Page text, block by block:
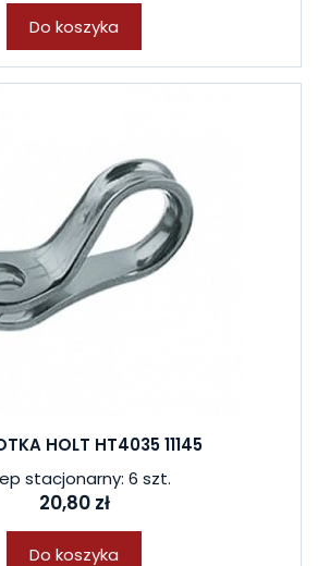
Do koszyka
HOLT HT4035 11145
stacjonarny: 6 szt.
20,80 zł
Do koszyka